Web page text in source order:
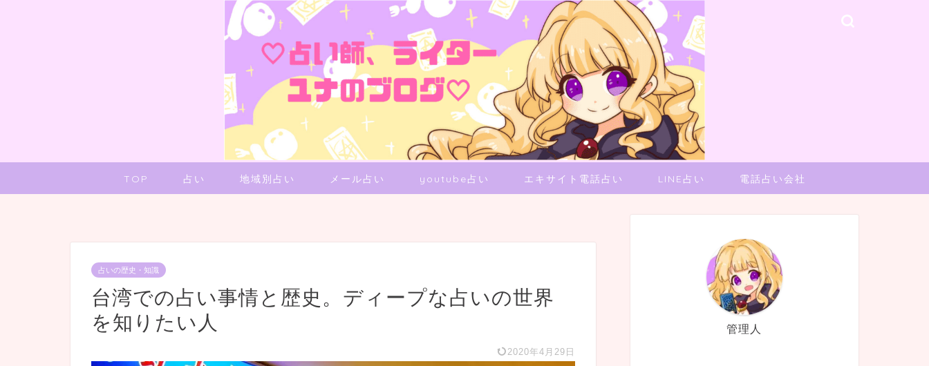
TOP 占い 地域別占い メール占い youtube占い エキサイト電話占い LINE占い 電話占い会社
占いの歴史・知識
台湾での占い事情と歴史。ディープな占いの世界
を知りたい人
2020年4月29日
管理人